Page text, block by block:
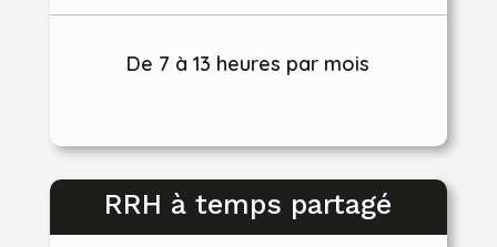
De 7 à 13 heures par mois
RRH à temps partagé